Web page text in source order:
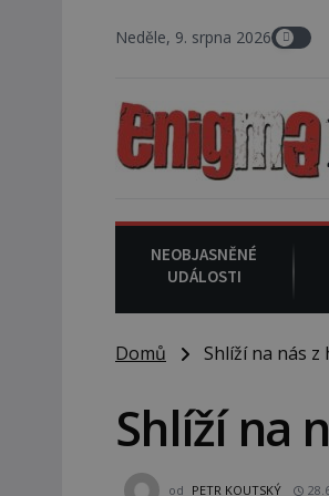
Neděle, 9. srpna 20269. srpna
NEOBJASNĚNÉ
UDÁLOSTI
Domů Shlíží na nás z
Shlíží na
od PETR KOUTSKÝ